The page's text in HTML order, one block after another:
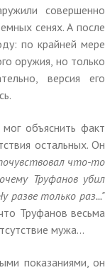
совершенно
сенях. А после
по крайней мере
оружия, но только
версия его
объяснить факт
остальных. Он
что-то
Труфанов убил
разве только раз..."
Труфанов весьма
мужа...
показаниями, он